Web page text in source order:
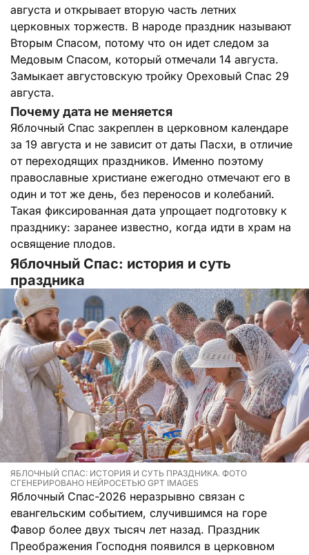
августа и открывает вторую часть летних
церковных торжеств. В народе праздник называют
Вторым Спасом, потому что он идет следом за
Медовым Спасом, который отмечали 14 августа.
Замыкает августовскую тройку Ореховый Спас 29
августа.
Почему дата не меняется
Яблочный Спас закреплен в церковном календаре
за 19 августа и не зависит от даты Пасхи, в отличие
от переходящих праздников. Именно поэтому
православные христиане ежегодно отмечают его в
один и тот же день, без переносов и колебаний.
Такая фиксированная дата упрощает подготовку к
празднику: заранее известно, когда идти в храм на
освящение плодов.
Яблочный Спас: история и суть
праздника
ЯБЛОЧНЫЙ СПАС: ИСТОРИЯ И СУТЬ ПРАЗДНИКА. ФОТО
СГЕНЕРИРОВАНО НЕЙРОСЕТЬЮ GPT IMAGES
Яблочный Спас-2026 неразрывно связан с
евангельским событием, случившимся на горе
Фавор более двух тысяч лет назад. Праздник
Преображения Господня появился в церковном